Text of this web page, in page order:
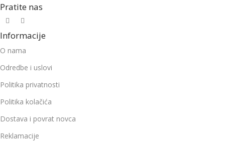
Pratite nas
Informacije
O nama
Odredbe i uslovi
Politika privatnosti
Politika kolačića
Dostava i povrat novca
Reklamacije